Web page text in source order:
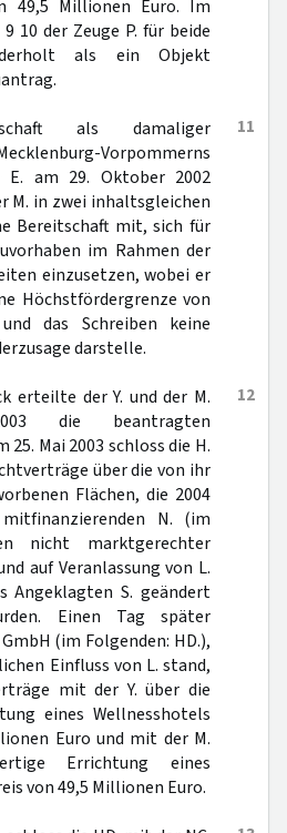
49,5 Millionen Euro. Im
10 der Zeuge P. für beide
als ein Objekt
11
als damaliger
Vorpommerns
am 29. Oktober 2002
M. in zwei inhaltsgleichen
Bereitschaft mit, sich für
im Rahmen der
einzusetzen, wobei er
Höchstfördergrenze von
das Schreiben keine
darstelle.
12
erteilte der Y. und der M.
die beantragten
25. Mai 2003 schloss die H.
über die von ihr
Flächen, die 2004
N. (im
nicht marktgerechter
auf Veranlassung von L.
Angeklagten S. geändert
Einen Tag später
(im Folgenden: HD.),
Einfluss von L. stand,
mit der Y. über die
eines Wellnesshotels
Euro und mit der M.
Errichtung eines
von 49,5 Millionen Euro.